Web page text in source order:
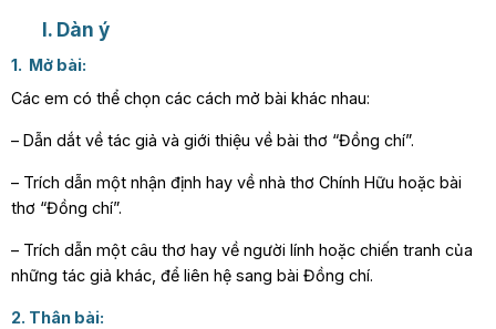
I. Dàn ý
1. Mở bài:
Các em có thể chọn các cách mở bài khác nhau:
– Dẫn dắt về tác giả và giới thiệu về bài thơ “Đồng chí”.
– Trích dẫn một nhận định hay về nhà thơ Chính Hữu hoặc bài
thơ “Đồng chí”.
– Trích dẫn một câu thơ hay về người lính hoặc chiến tranh của
những tác giả khác, để liên hệ sang bài Đồng chí.
2. Thân bài: